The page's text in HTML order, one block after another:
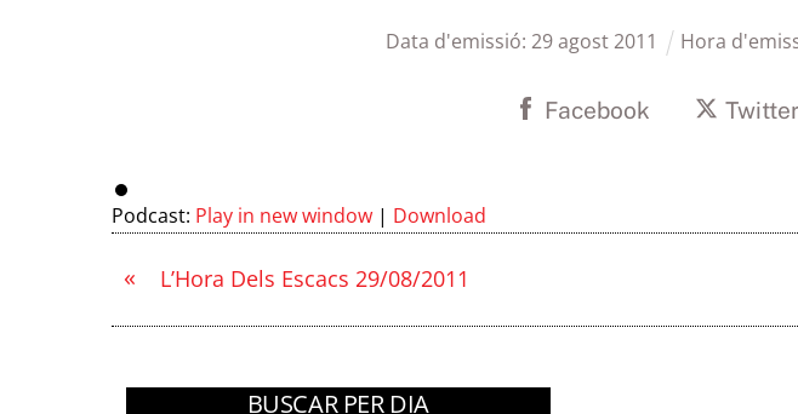
Data d'emissió:29agost2011 Hora
Facebook Twitter
Podcast: Play in new window | Download
« L’Hora Dels Escacs 29/08/2011
BUSCAR PER DIA